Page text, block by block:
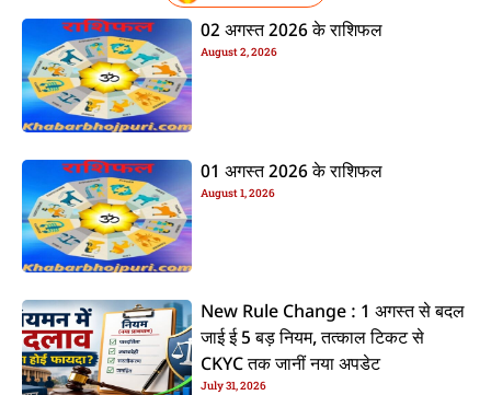
02 अगस्त 2026 के राशिफल
August 2, 2026
01 अगस्त 2026 के राशिफल
August 1, 2026
New Rule Change : 1 अगस्त से बदल
जाई ई 5 बड़ नियम, तत्काल टिकट से
CKYC तक जानीं नया अपडेट
July 31, 2026